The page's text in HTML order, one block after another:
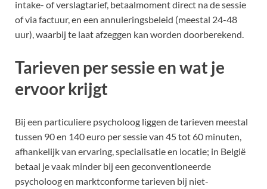
intake- of verslagtarief, betaalmoment direct na de sessie
of via factuur, en een annuleringsbeleid (meestal 24-48
uur), waarbij te laat afzeggen kan worden doorberekend.
Tarieven per sessie en wat je
ervoor krijgt
Bij een particuliere psycholoog liggen de tarieven meestal
tussen 90 en 140 euro per sessie van 45 tot 60 minuten,
afhankelijk van ervaring, specialisatie en locatie; in België
betaal je vaak minder bij een geconventioneerde
psycholoog en marktconforme tarieven bij niet-